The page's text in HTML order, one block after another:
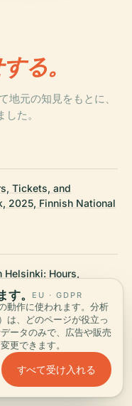
る。
元の知見をもとに、
た。
Tickets, and
2025, Finnish National
Helsinki: Hours,
Museo-Opas
Tickets, and Visitor
2025, Senaatti
。 EU · GDPR
動作に使われます。分析
、どのページが役立っ
ータのみで、広告や販売
更できます。
すべて受け入れる